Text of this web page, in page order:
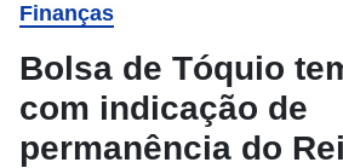
Finanças
Bolsa de Tóquio
com indicação de
permanência do